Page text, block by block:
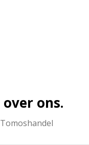
ons.